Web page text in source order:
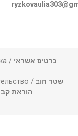
/ כרטיס אשראי
/שטר חוב
הוראת